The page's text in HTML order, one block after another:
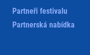
Partneři festivalu
Partnerská nabídka